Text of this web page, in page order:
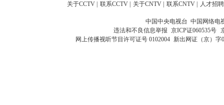
关于CCTV 联系CCTV 关于CNTV 联系CNTV 人才招聘
中国中央电视台 中国网络电
违法和不良信息举报 京ICP证060535号
网上传播视听节目许可证号 0102004 新出网证（京）